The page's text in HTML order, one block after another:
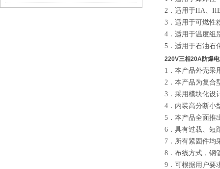
2．适用于IIA、
3．适用于可燃性
4．适用于温度组
5．适用于石油石
220V三相20A防爆
1．本产品外壳采
2．本产品为复合
3．采用模块化设
4．内装高分断小
5．本产品全面推
6．具有过载、短
7．所有紧固件均
8．布线方式，钢
9．可根据用户要